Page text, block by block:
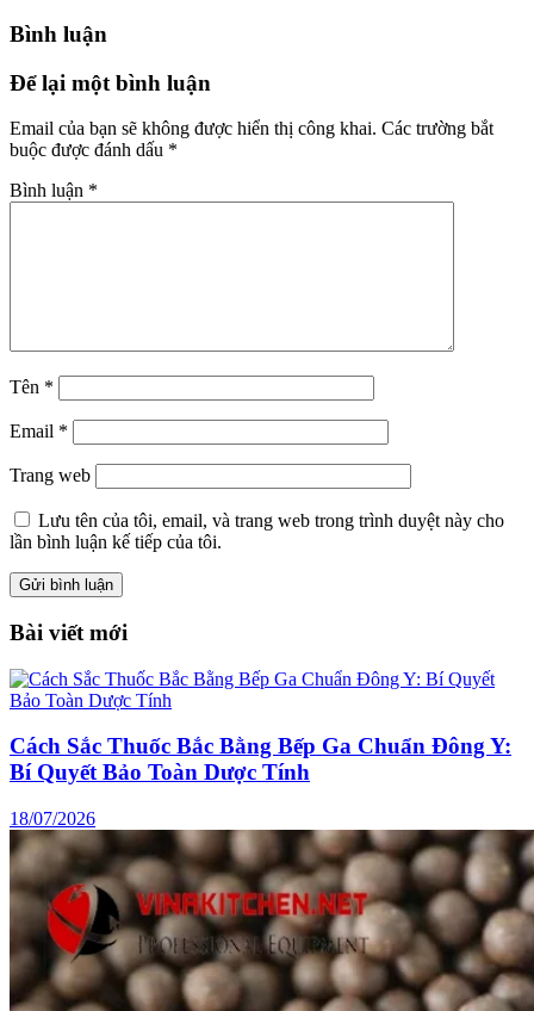
Bình luận
Để lại một bình luận
Email của bạn sẽ không được hiển thị công khai. Các trường bắt
buộc được đánh dấu *
Bình luận *
Tên *
Email *
Trang web
Lưu tên của tôi, email, và trang web trong trình duyệt này cho
lần bình luận kế tiếp của tôi.
Bài viết mới
Cách Sắc Thuốc Bắc Bằng Bếp Ga Chuẩn Đông Y:
Bí Quyết Bảo Toàn Dược Tính
18/07/2026